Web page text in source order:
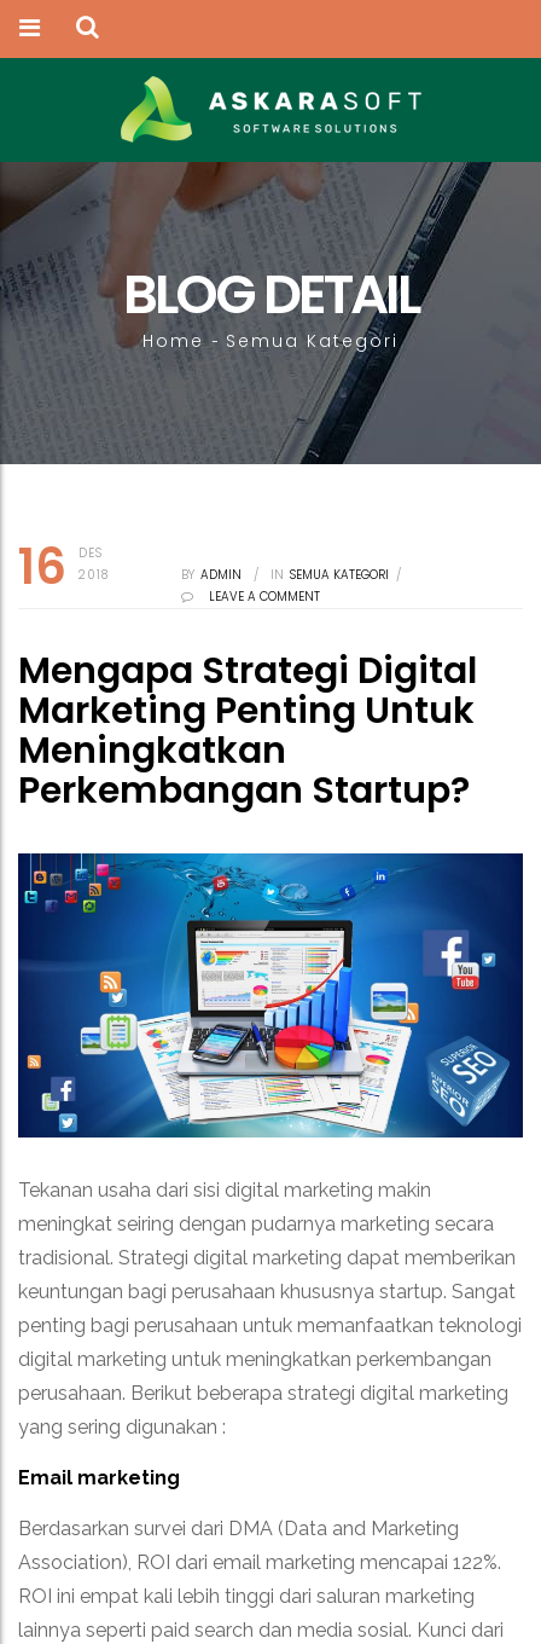
BLOG DETAIL
Home - Semua Kategori
16
DES
2018
BY ADMIN / IN SEMUA KATEGORI /
LEAVE A COMMENT
Mengapa Strategi Digital
Marketing Penting Untuk
Meningkatkan
Perkembangan Startup?
Tekanan usaha dari sisi digital marketing makin
meningkat seiring dengan pudarnya marketing secara
tradisional. Strategi digital marketing dapat memberikan
keuntungan bagi perusahaan khususnya startup. Sangat
penting bagi perusahaan untuk memanfaatkan teknologi
digital marketing untuk meningkatkan perkembangan
perusahaan. Berikut beberapa strategi digital marketing
yang sering digunakan :
Email marketing
Berdasarkan survei dari DMA (Data and Marketing
Association), ROI dari email marketing mencapai 122%.
ROI ini empat kali lebih tinggi dari saluran marketing
lainnya seperti paid search dan media sosial. Kunci dari